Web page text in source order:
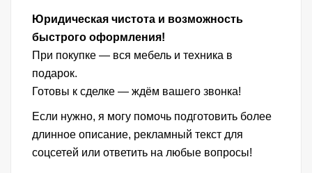
Юридическая чистота и возможность
быстрого оформления!
При покупке — вся мебель и техника в
подарок.
Готовы к сделке — ждём вашего звонка!
Если нужно, я могу помочь подготовить более
длинное описание, рекламный текст для
соцсетей или ответить на любые вопросы!